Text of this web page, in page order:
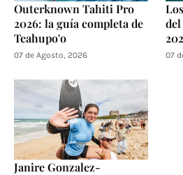
Outerknown Tahiti Pro
2026: la guía completa de
Teahupo'o
07 de Agosto, 2026 07
Janire Gonzalez-